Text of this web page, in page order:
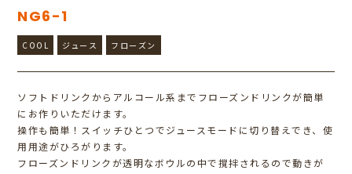
NG6-1
COOL ジュース フローズン
ソフトドリンクからアルコール系までフローズンドリンクが簡単
にお作りいただけます。
操作も簡単！スイッチひとつでジュースモードに切り替えでき、使
用用途がひろがります。
フローズンドリンクが透明なボウルの中で撹拌されるので動きが